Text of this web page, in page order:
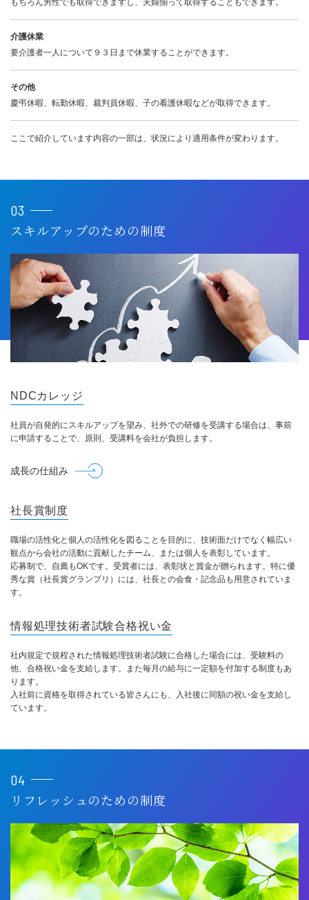
もちろん男性でも取得できますし、夫婦揃って取得することもできます。
介護休業
要介護者一人について９３日まで休業することができます。
その他
慶弔休暇、転勤休暇、裁判員休暇、子の看護休暇などが取得できます。
ここで紹介しています内容の一部は、状況により適用条件が変わります。
03
スキルアップのための制度
NDCカレッジ
社員が自発的にスキルアップを望み、社外での研修を受講する場合は、事前
に申請することで、原則、受講料を会社が負担します。
成長の仕組み
社長賞制度
職場の活性化と個人の活性化を図ることを目的に、技術面だけでなく幅広い
観点から会社の活動に貢献したチーム、または個人を表彰しています。
応募制で、自薦もOKです。受賞者には、表彰状と賞金が贈られます。特に優
秀な賞（社長賞グランプリ）には、社長との会食・記念品も用意されていま
す。
情報処理技術者試験合格祝い金
社内規定で規程された情報処理技術者試験に合格した場合には、受験料の
他、合格祝い金を支給します。また毎月の給与に一定額を付加する制度もあ
ります。
入社前に資格を取得されている皆さんにも、入社後に同額の祝い金を支給し
ています。
04
リフレッシュのための制度